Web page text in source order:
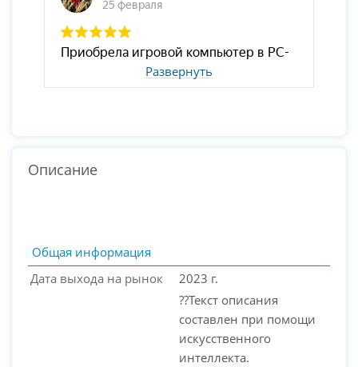
Развернуть
Описание
Общая информация
Дата выхода на рынок
2023 г.
??Текст описания
составлен при помощи
искусственного
интеллекта.